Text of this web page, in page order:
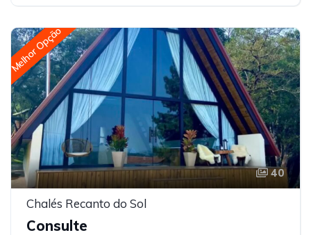
Melhor Opção
40
Chalés Recanto do Sol
Consulte